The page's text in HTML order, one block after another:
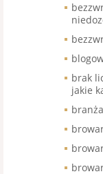
brak
jakie